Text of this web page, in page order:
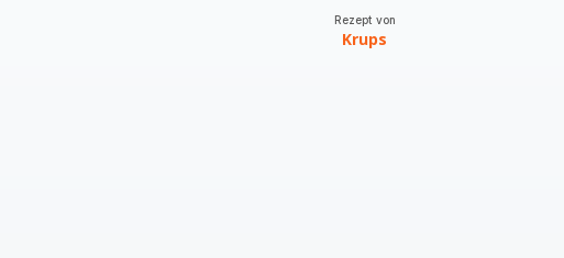
Rezept von
Krups